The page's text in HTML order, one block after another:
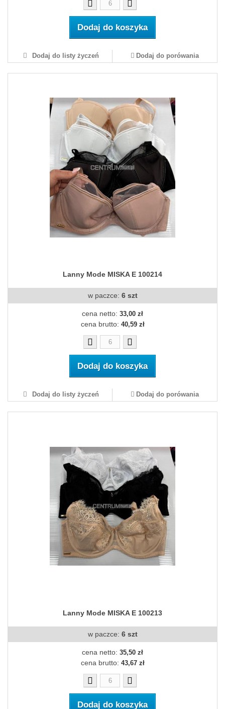
Dodaj do koszyka
Dodaj do listy życzeń Dodaj do porówania
Lanny Mode MISKA E 100214
w paczce: 6 szt
cena netto: 33,00 zł
cena brutto: 40,59 zł
Dodaj do koszyka
Dodaj do listy życzeń Dodaj do porówania
Lanny Mode MISKA E 100213
w paczce: 6 szt
cena netto: 35,50 zł
cena brutto: 43,67 zł
Dodaj do koszyka